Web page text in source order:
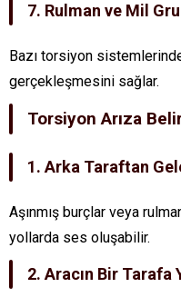
7. Rulman ve Mil
Bazı torsiyon
gerçekleşmesini sağlar.
Torsiyon Arıza
1. Arka Taraftan
Aşınmış burçlar veya
yollarda ses oluşabilir.
2. Aracın Bir Tarafa